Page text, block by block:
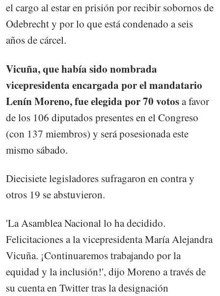
el cargo al estar en prisión por recibir sobornos de
Odebrecht y por lo que está condenado a seis
años de cárcel.
Vicuña, que había sido nombrada
vicepresidenta encargada por el mandatario
Lenín Moreno, fue elegida por 70 votosa favor
de los 106 diputados presentes en el Congreso
(con 137 miembros) y será posesionada este
mismo sábado.
Diecisiete legisladores sufragaron en contra y
otros 19 se abstuvieron.
'La Asamblea Nacional lo ha decidido.
Felicitaciones a la vicepresidenta María Alejandra
Vicuña. ¡Continuaremos trabajando por la
equidad y la inclusión!', dijo Moreno a través de
su cuenta en Twitter tras la designación